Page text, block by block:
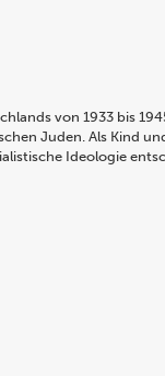
von 1933 bis
Juden. Als Kind
Ideologie